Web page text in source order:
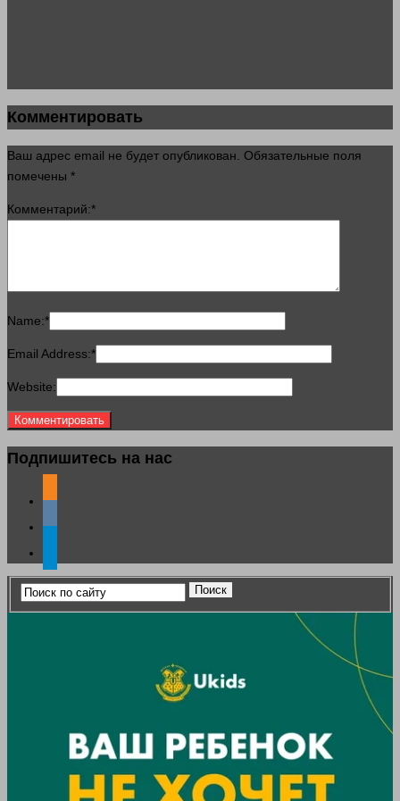
Комментировать
Ваш адрес email не будет опубликован. Обязательные поля
помечены *
Комментарий:*
Name:*
Email Address:*
Website:
Подпишитесь на нас